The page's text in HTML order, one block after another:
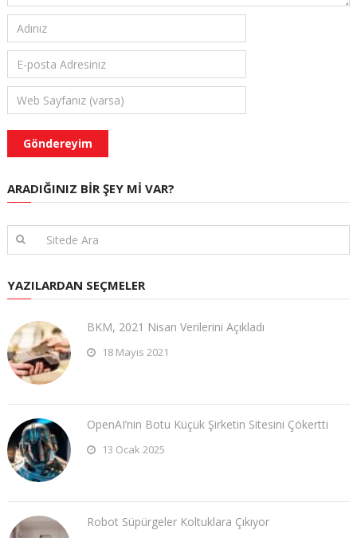
ARADIĞINIZ BIR ŞEY MI VAR?
YAZILARDAN SEÇMELER
BKM, 2021 Nisan Verilerini Açıkladı
18 Mayıs 2021
OpenAI’nin Botu Küçük Şirketin Sitesini Çökertti
13 Ocak 2025
Robot Süpürgeler Koltuklara Çıkıyor